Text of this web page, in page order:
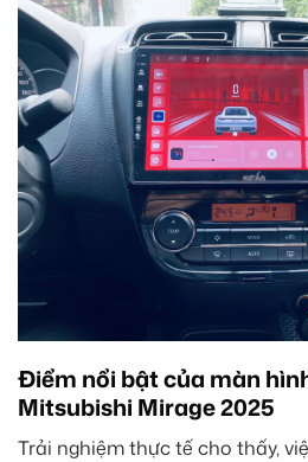
Điểm nổi bật của màn
Mitsubishi Mirage 2025
Trải nghiệm thực tế cho thấy,